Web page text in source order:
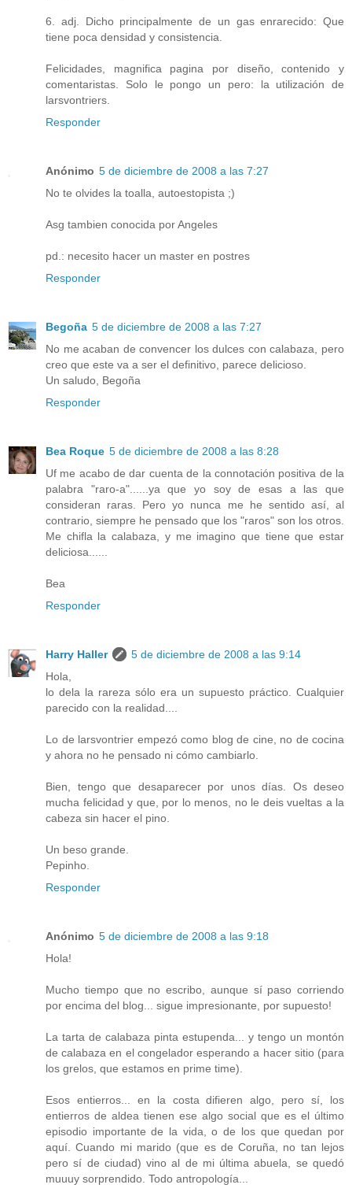
6. adj. Dicho principalmente de un gas enrarecido: Que
tiene poca densidad y consistencia.
Felicidades, magnifica pagina por diseño, contenido y
comentaristas. Solo le pongo un pero: la utilización de
larsvontriers.
Responder
Anónimo 5 de diciembre de 2008 a las 7:27
No te olvides la toalla, autoestopista ;)
Asg tambien conocida por Angeles
pd.: necesito hacer un master en postres
Responder
Begoña 5 de diciembre de 2008 a las 7:27
No me acaban de convencer los dulces con calabaza, pero
creo que este va a ser el definitivo, parece delicioso.
Un saludo, Begoña
Responder
Bea Roque 5 de diciembre de 2008 a las 8:28
Uf me acabo de dar cuenta de la connotación positiva de la
palabra "raro-a"......ya que yo soy de esas a las que
consideran raras. Pero yo nunca me he sentido así, al
contrario, siempre he pensado que los "raros" son los otros.
Me chifla la calabaza, y me imagino que tiene que estar
deliciosa......
Bea
Responder
Harry Haller
5 de diciembre de 2008 a las 9:14
Hola,
lo dela la rareza sólo era un supuesto práctico. Cualquier
parecido con la realidad....
Lo de larsvontrier empezó como blog de cine, no de cocina
y ahora no he pensado ni cómo cambiarlo.
Bien, tengo que desaparecer por unos días. Os deseo
mucha felicidad y que, por lo menos, no le deis vueltas a la
cabeza sin hacer el pino.
Un beso grande.
Pepinho.
Responder
Anónimo 5 de diciembre de 2008 a las 9:18
Hola!
Mucho tiempo que no escribo, aunque sí paso corriendo
por encima del blog... sigue impresionante, por supuesto!
La tarta de calabaza pinta estupenda... y tengo un montón
de calabaza en el congelador esperando a hacer sitio (para
los grelos, que estamos en prime time).
Esos entierros... en la costa difieren algo, pero sí, los
entierros de aldea tienen ese algo social que es el último
episodio importante de la vida, o de los que quedan por
aquí. Cuando mi marido (que es de Coruña, no tan lejos
pero sí de ciudad) vino al de mi última abuela, se quedó
muuuy sorprendido. Todo antropología...